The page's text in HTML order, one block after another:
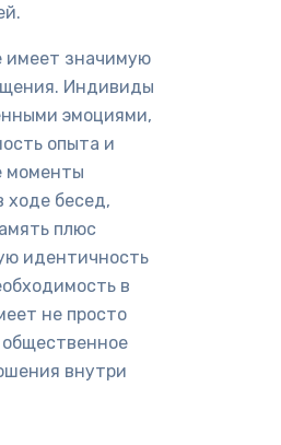
имеет значимую
Индивиды
эмоциями,
опыта и
моменты
ходе бесед,
плюс
идентичность
в
не просто
внутри